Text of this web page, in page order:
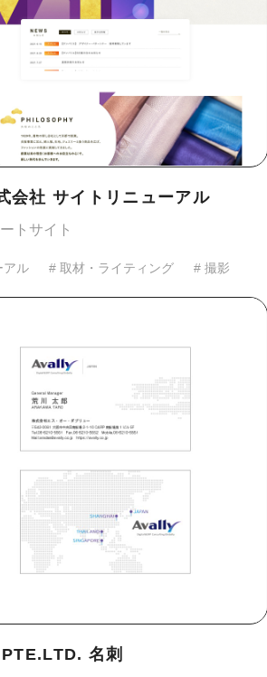
会社 サイトリニューアル
トサイト
アル # 取材・ライティング # 撮影
名刺